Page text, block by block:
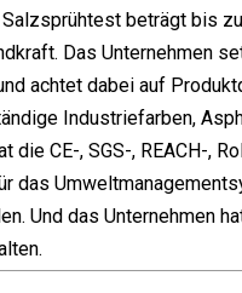
beträgt bis
Das Unternehmen
achtet dabei auf
Industriefarben,
die CE-, SGS-, REACH-,
das
Und das Unternehmen